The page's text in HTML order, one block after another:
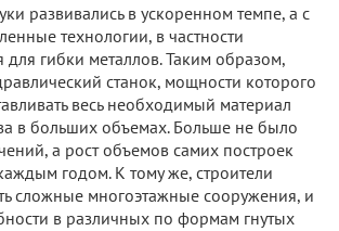
развивались в ускоренном темпе, а с
технологии, в частности
для гибки металлов. Таким образом,
станок, мощности которого
весь необходимый материал
в больших объемах. Больше не было
а рост объемов самих построек
годом. К тому же, строители
сложные многоэтажные сооружения, и
в различных по формам гнутых